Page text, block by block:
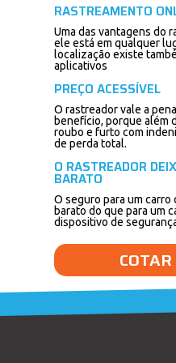
RASTREAMENTO
Uma das vantagens do
ele está em qualquer
localização existe
aplicativos
PREÇO ACESSÍVEL
O rastreador vale a
benefício, porque além
roubo e furto com
de perda total.
O RASTREADOR
BARATO
O seguro para um carro
barato do que para um
dispositivo de